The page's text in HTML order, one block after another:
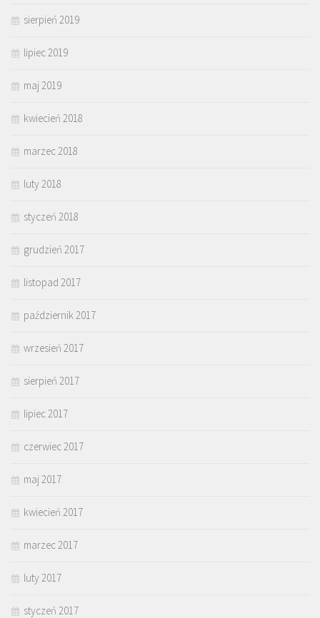
sierpień 2019
lipiec 2019
maj 2019
kwiecień 2018
marzec 2018
luty 2018
styczeń 2018
grudzień 2017
listopad 2017
październik 2017
wrzesień 2017
sierpień 2017
lipiec 2017
czerwiec 2017
maj 2017
kwiecień 2017
marzec 2017
luty 2017
styczeń 2017